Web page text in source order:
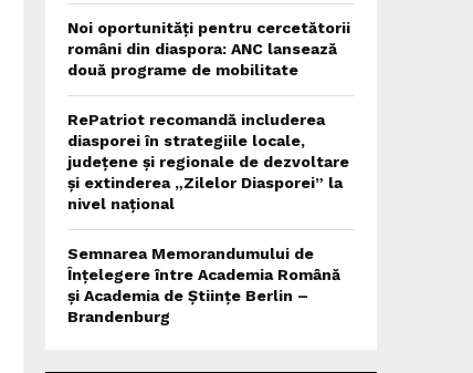
Noi oportunități pentru cercetătorii
români din diaspora: ANC lansează
două programe de mobilitate
RePatriot recomandă includerea
diasporei în strategiile locale,
județene și regionale de dezvoltare
și extinderea „Zilelor Diasporei” la
nivel național
Semnarea Memorandumului de
Înțelegere între Academia Română
și Academia de Științe Berlin –
Brandenburg